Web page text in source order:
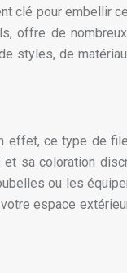
clé pour embellir
offre de
styles, de
effet, ce type de
et sa coloration
ou les
espace